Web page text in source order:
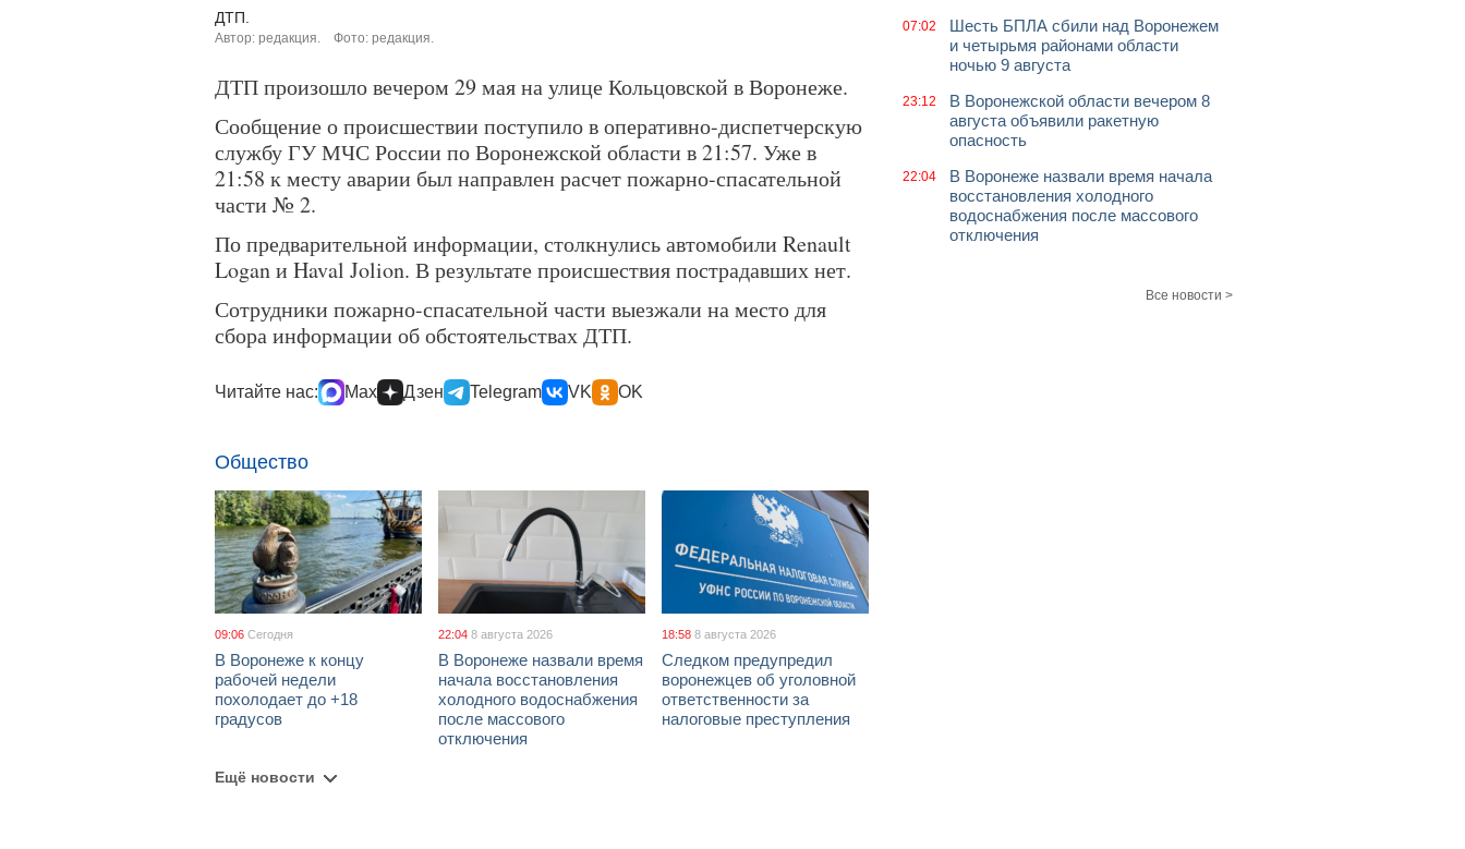
ДТП.
Автор: редакция. Фото: редакция.
ДТП произошло вечером 29 мая на улице Кольцовской в Воронеже.
Сообщение о происшествии поступило в оперативно-диспетчерскую
службу ГУ МЧС России по Воронежской области в 21:57. Уже в
21:58 к месту аварии был направлен расчет пожарно-спасательной
части № 2.
По предварительной информации, столкнулись автомобили Renault
Logan и Haval Jolion. В результате происшествия пострадавших нет.
Сотрудники пожарно-спасательной части выезжали на место для
сбора информации об обстоятельствах ДТП.
Читайте нас: Max Дзен Telegram VK OK
Общество
09:06 Сегодня
В Воронеже к концу
рабочей недели
похолодает до +18
градусов
22:04 8 августа 2026
В Воронеже назвали время
начала восстановления
холодного водоснабжения
после массового
отключения
18:58 8 августа 2026
Следком предупредил
воронежцев об уголовной
ответственности за
налоговые преступления
Ещё новости
07:02
Шесть БПЛА сбили над Воронежем
и четырьмя районами области
ночью 9 августа
23:12
В Воронежской области вечером 8
августа объявили ракетную
опасность
22:04
В Воронеже назвали время начала
восстановления холодного
водоснабжения после массового
отключения
Все новости >